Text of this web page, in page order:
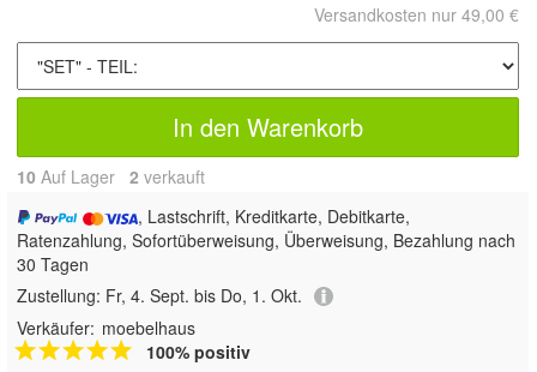
Versandkosten nur 49,00 €
In den Warenkorb
10 Auf Lager 2 verkauft
, Lastschrift, Kreditkarte, Debitkarte,
Ratenzahlung, Sofortüberweisung, Überweisung, Bezahlung nach
30 Tagen
Zustellung: Fr, 4. Sept. bis Do, 1. Okt.
Verkäufer: moebelhaus
100% positiv